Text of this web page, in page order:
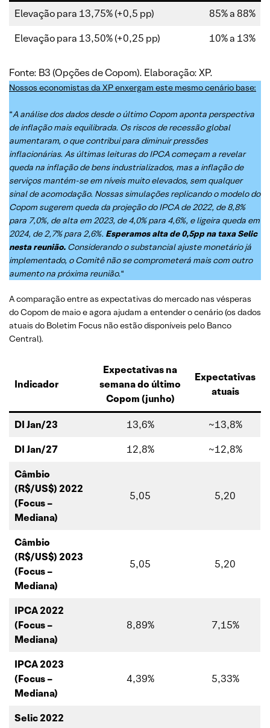
Elevação para 13,75% (+0,5 pp)
85% a 88%
Elevação para 13,50% (+0,25 pp)
10% a 13%
Fonte: B3 (Opções de Copom). Elaboração: XP.
Nossos economistas da XP enxergam este mesmo cenário base:
“A análise dos dados desde o último Copom aponta perspectiva
de inflação mais equilibrada. Os riscos de recessão global
aumentaram, o que contribui para diminuir pressões
inflacionárias. As últimas leituras do IPCA começam a revelar
queda na inflação de bens industrializados, mas a inflação de
serviços mantém-se em níveis muito elevados, sem qualquer
sinal de acomodação. Nossas simulações replicando o modelo do
Copom sugerem queda da projeção do IPCA de 2022, de 8,8%
para 7,0%, de alta em 2023, de 4,0% para 4,6%, e ligeira queda em
2024, de 2,7% para 2,6%. Esperamos alta de 0,5pp na taxa Selic
nesta reunião. Considerando o substancial ajuste monetário já
implementado, o Comitê não se comprometerá mais com outro
aumento na próxima reunião.“
A comparação entre as expectativas do mercado nas vésperas
do Copom de maio e agora ajudam a entender o cenário (os dados
atuais do Boletim Focus não estão disponíveis pelo Banco
Central).
Indicador
Expectativas na
semana do último
Copom (junho)
Expectativas
atuais
DI Jan/23 13,6%
~13,8%
DI Jan/27
12,8%
~12,8%
Câmbio
(R$/US$) 2022
(Focus –
Mediana)
5,05 5,20
Câmbio
(R$/US$) 2023
(Focus –
Mediana)
5,05 5,20
IPCA 2022
(Focus –
Mediana)
8,89% 7,15%
IPCA 2023
(Focus –
Mediana)
4,39% 5,33%
Selic 2022